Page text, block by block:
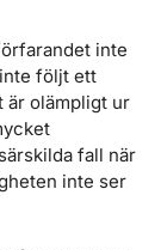
inte
följt ett
är olämpligt ur
fall när
inte ser